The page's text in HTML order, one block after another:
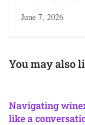
van Het
June 7, 2026
You may also
Navigating
like a